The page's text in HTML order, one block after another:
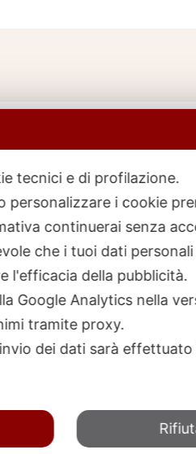
tecnici e di profilazione.
personalizzare i cookie
continuerai senza
che i tuoi dati
l'efficacia della pubblicità.
Google Analytics nella
tramite proxy.
dei dati sarà